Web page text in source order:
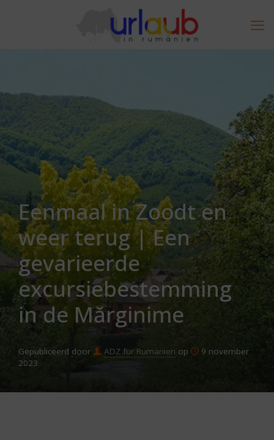
Eenmaal in Zoodt en
weer terug | Een
gevarieerde
excursiebestemming
in de Mărginime
Gepubliceerd door ADZ für Rumänien op
9 november
2023